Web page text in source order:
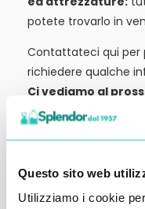
Questo sito web
Utilizziamo i cookie
potete trovarlo in
Contattateci qui per
richiedere qualche
Ci vediamo al
Alessandro Alfonsetti